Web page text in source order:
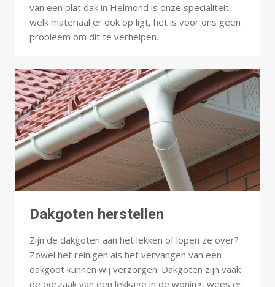
van een plat dak in Helmond is onze specialiteit,
welk materiaal er ook op ligt, het is voor ons geen
probleem om dit te verhelpen.
Dakgoten herstellen
Zijn de dakgoten aan het lekken of lopen ze over?
Zowel het reinigen als het vervangen van een
dakgoot kunnen wij verzorgen. Dakgoten zijn vaak
de oorzaak van een lekkage in de woning, wees er